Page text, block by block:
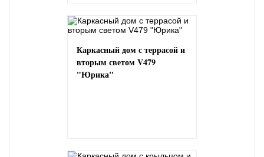
Каркасный дом с террасой и
вторым светом V479
"Юрика"